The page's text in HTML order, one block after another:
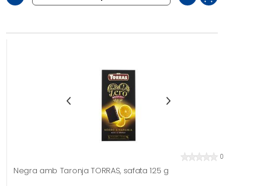
0
Negra amb Taronja TORRAS, safata 125 g